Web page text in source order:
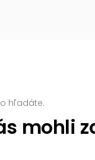
hľadáte.
mohli